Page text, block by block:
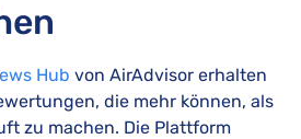
Hub von AirAdvisor erhalten
die mehr können, als
zu machen. Die Plattform